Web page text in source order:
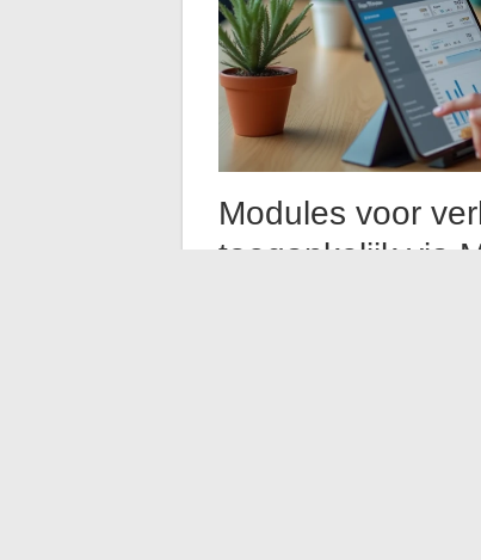
Modules voor
toegankelijk via